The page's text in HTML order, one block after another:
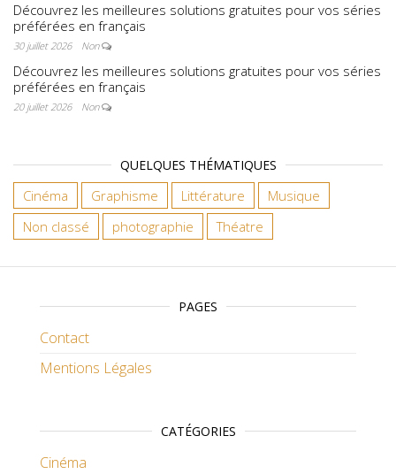
Découvrez les meilleures solutions gratuites pour vos séries
préférées en français
30 juillet 2026 Non
Découvrez les meilleures solutions gratuites pour vos séries
préférées en français
20 juillet 2026 Non
QUELQUES THÉMATIQUES
Cinéma Graphisme Littérature
Musique
Non classé
photographie Théatre
PAGES
Contact
Mentions Légales
CATÉGORIES
Cinéma